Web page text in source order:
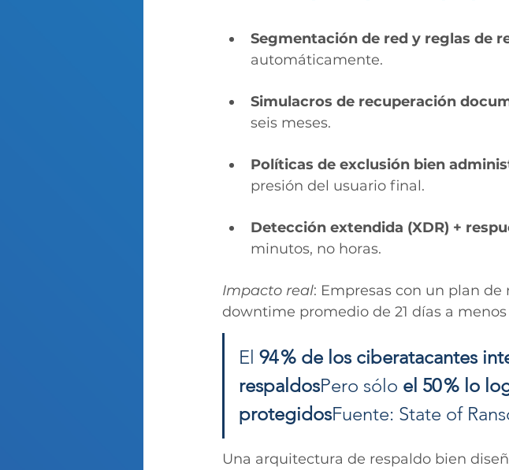
Segmentación de red y reglas de
automáticamente.
Simulacros de recuperación
seis meses.
Políticas de exclusión bien
presión del usuario final.
Detección extendida (XDR) +
minutos, no horas.
Impacto real: Empresas con un plan
downtime promedio de 21 días a menos
El 94 % de los ciberatacantes
respaldosPero sólo el 50 % lo
protegidosFuente: State of
Una arquitectura de respaldo bien